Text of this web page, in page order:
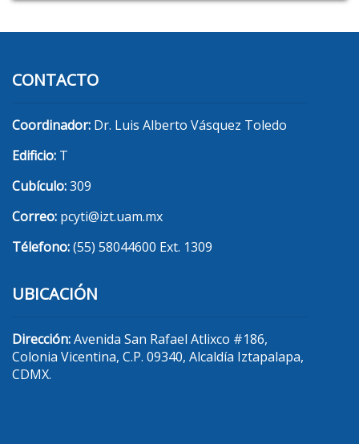
CONTACTO
Coordinador: Dr. Luis Alberto Vásquez Toledo
Edificio: T
Cubículo:309
Correo: pcyti@izt.uam.mx
Télefono:(55) 58044600 Ext. 1309
UBICACIÓN
Dirección:Avenida San Rafael Atlixco #186,
Colonia Vicentina, C.P. 09340, Alcaldía Iztapalapa,
CDMX.